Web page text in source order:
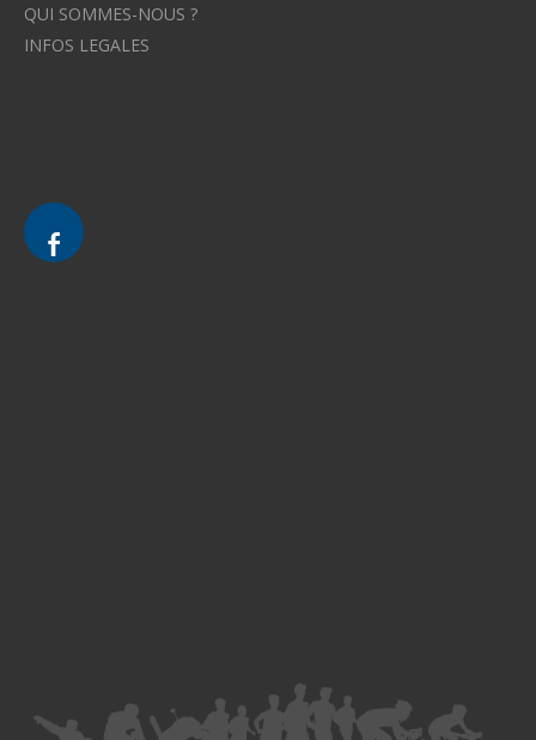
QUI SOMMES-NOUS ?
INFOS LEGALES